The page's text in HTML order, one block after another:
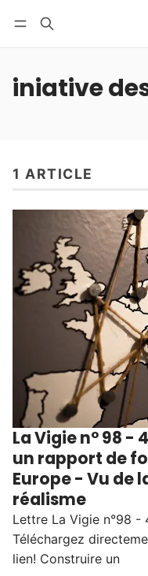
iniative
1 ARTICLE
La Vigie n° 98 -
un rapport de
Europe - Vu de
réalisme
Lettre La Vigie n°98 -
Téléchargez
lien! Construire un